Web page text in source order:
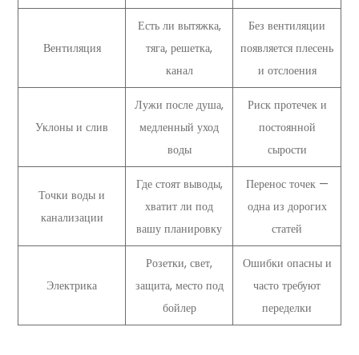
Вентиляция
Есть ли вытяжка,
тяга, решетка,
канал
Без вентиляции
появляется плесень
и отслоения
Уклоны и слив
Лужи после душа,
медленный уход
воды
Риск протечек и
постоянной
сырости
Точки воды и
канализации
Где стоят выводы,
хватит ли под
вашу планировку
Перенос точек —
одна из дорогих
статей
Электрика
Розетки, свет,
защита, место под
бойлер
Ошибки опасны и
часто требуют
переделки